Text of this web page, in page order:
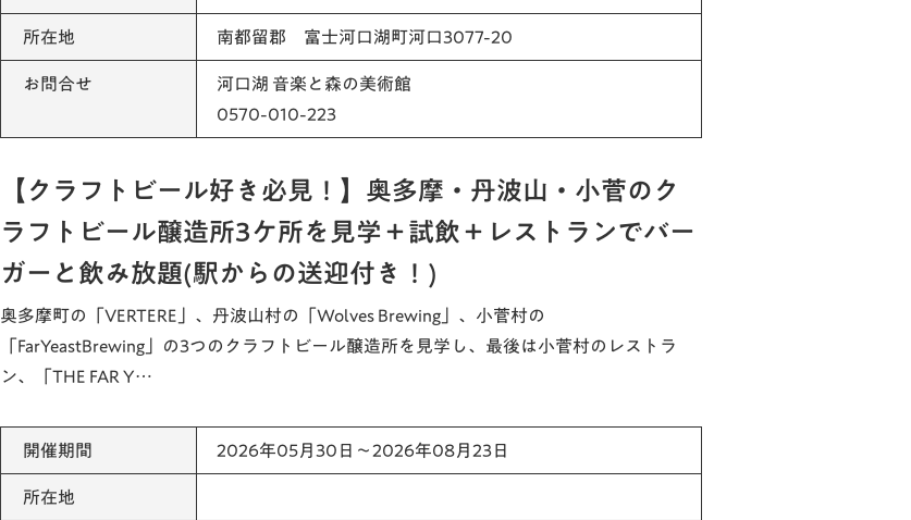
所在地 南都留郡 富士河口湖町河口3077-20
お問合せ
河口湖 音楽と森の美術館
0570-010-223
【クラフトビール好き必見！】奥多摩・丹波山・小菅のク
ラフトビール醸造所3ケ所を見学＋試飲＋レストランでバー
ガーと飲み放題(駅からの送迎付き！)
奥多摩町の「VERTERE」、丹波山村の「Wolves Brewing」、小菅村の
「FarYeastBrewing」の3つのクラフトビール醸造所を見学し、最後は小菅村のレストラ
ン、「THE FAR Y…
開催期間 2026年05月30日～2026年08月23日
所在地